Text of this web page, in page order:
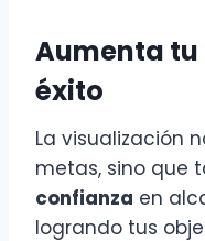
Aumenta tu
éxito
La visualización
metas, sino que
confianza en
logrando tus